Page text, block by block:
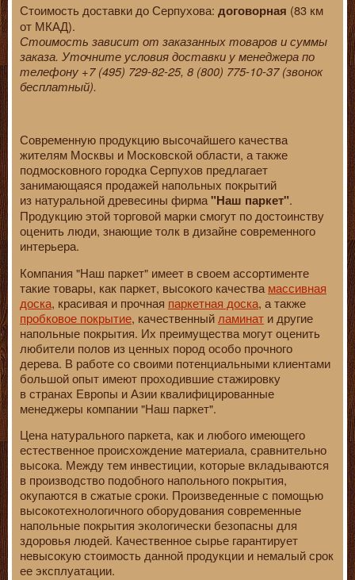
Стоимость доставки до Серпухова: договорная (83 км
от МКАД).
Стоимость зависит от заказанных товаров и суммы
заказа. Уточните условия доставки у менеджера по
телефону +7 (495) 729-82-25, 8 (800) 775-10-37 (звонок
бесплатный).
Современную продукцию высочайшего качества
жителям Москвы и Московской области, а также
подмосковного городка Серпухов предлагает
занимающаяся продажей напольных покрытий
из натуральной древесины фирма"Наш паркет".
Продукцию этой торговой марки смогут по достоинству
оценить люди, знающие толк в дизайне современного
интерьера.
Компания "Наш паркет" имеет в своем ассортименте
такие товары, как паркет, высокого качества массивная
доска, красивая и прочная паркетная доска, а также
пробковое покрытие, качественный ламинат и другие
напольные покрытия. Их преимущества могут оценить
любители полов из ценных пород особо прочного
дерева. В работе со своими потенциальными клиентами
большой опыт имеют проходившие стажировку
в странах Европы и Азии квалифицированные
менеджеры компании "Наш паркет".
Цена натурального паркета, как и любого имеющего
естественное происхождение материала, сравнительно
высока. Между тем инвестиции, которые вкладываются
в производство подобного напольного покрытия,
окупаются в сжатые сроки. Произведенные с помощью
высокотехнологичного оборудования современные
напольные покрытия экологически безопасны для
здоровья людей. Качественное сырье гарантирует
невысокую стоимость данной продукции и немалый срок
ее эксплуатации.